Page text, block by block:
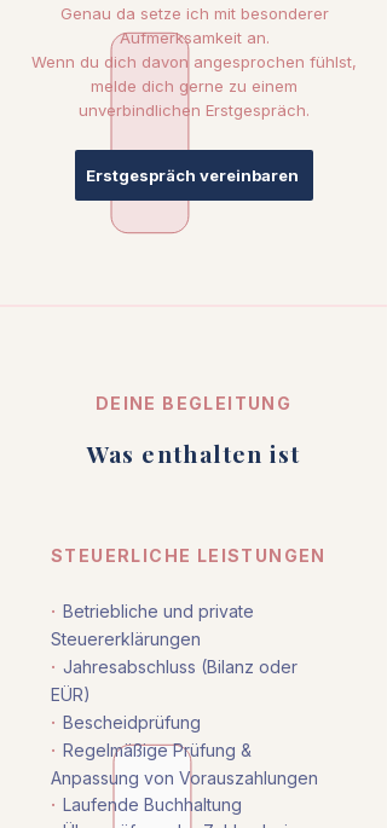
Genau da setze ich mit besonderer
Aufmerksamkeit an.
Wenn du dich davon angesprochen fühlst,
melde dich gerne zu einem
unverbindlichen Erstgespräch.
Erstgespräch vereinbaren
DEINE BEGLEITUNG
Was enthalten ist
STEUERLICHE LEISTUNGEN
· Betriebliche und private
Steuererklärungen
· Jahresabschluss (Bilanz oder
EÜR)
· Bescheidprüfung
· Regelmäßige Prüfung &
Anpassung von Vorauszahlungen
· Laufende Buchhaltung